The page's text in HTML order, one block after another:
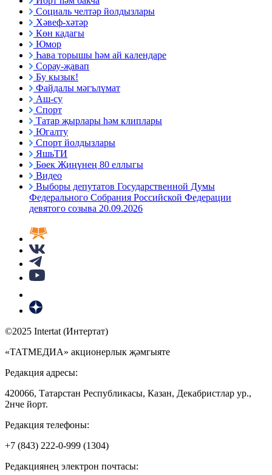
Социаль челтәр йолдызлары
Хәвеф-хәтәр
Көн кадагы
Юмор
Һава торышы һәм ай календаре
Сорау-җавап
Бу кызык!
Файдалы мәгълүмат
Аш-су
Спорт
Татар җырлары һәм клиплары
Югалту
Спорт йолдызлары
ЯшьТИ
Бөек Җиңүнең 80 еллыгы
Видео
Выборы депутатов Государственной Думы
Федерального Собрания Российской Федерации
девятого созыва 20.09.2026
©2025 Intertat (Интертат)
«ТАТМЕДИА» акционерлык җәмгыяте
Редакция адресы:
420066, Татарстан Республикасы, Казан, Декабристлар ур.,
2нче йорт.
Редакция телефоны:
+7 (843) 222-0-999 (1304)
Редакциянең электрон почтасы: